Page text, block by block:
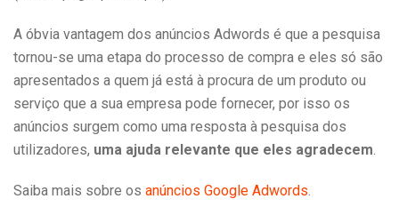
A óbvia vantagem dos anúncios Adwords é que a pesquisa
tornou-se uma etapa do processo de compra e eles só são
apresentados a quem já está à procura de um produto ou
serviço que a sua empresa pode fornecer, por isso os
anúncios surgem como uma resposta à pesquisa dos
utilizadores, uma ajuda relevante que eles agradecem.
Saiba mais sobre os anúncios Google Adwords.